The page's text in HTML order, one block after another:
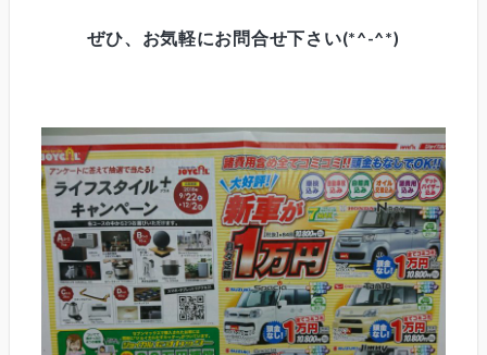
ぜひ、お気軽にお問合せ下さい(*^-^*)